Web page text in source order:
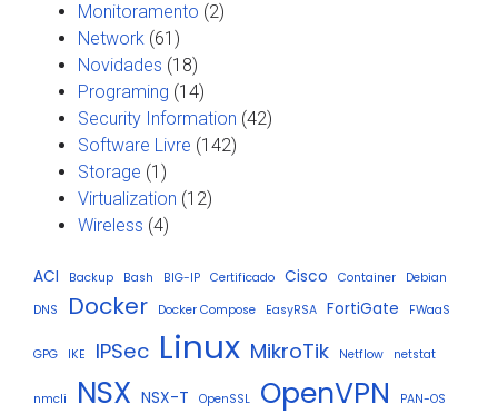
Monitoramento (2)
Network (61)
Novidades (18)
Programing (14)
Security Information (42)
Software Livre (142)
Storage (1)
Virtualization (12)
Wireless (4)
ACI Backup Bash BIG-IP Certificado Cisco Container
Debian
DNS
Docker Docker Compose EasyRSA FortiGate FWaaS
GPG IKE IPSec Linux MikroTik Netflow netstat
nmcli NSX NSX-T OpenSSL OpenVPN PAN-OS